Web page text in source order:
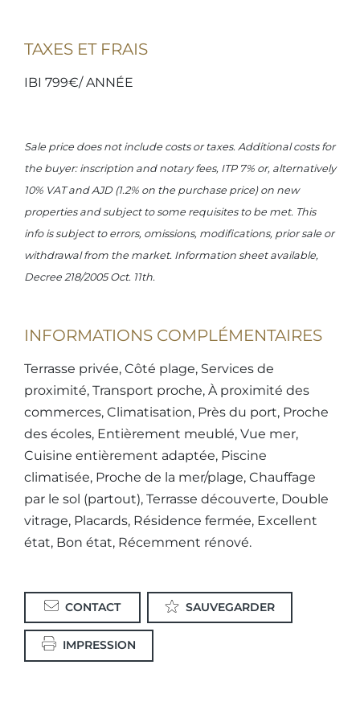
TAXES ET FRAIS
IBI 799€/ ANNÉE
Sale price does not include costs or taxes. Additional costs for
the buyer: inscription and notary fees, ITP 7% or, alternatively
10% VAT and AJD (1.2% on the purchase price) on new
properties and subject to some requisites to be met. This
info is subject to errors, omissions, modifications, prior sale or
withdrawal from the market. Information sheet available,
Decree 218/2005 Oct. 11th.
INFORMATIONS COMPLÉMENTAIRES
Terrasse privée, Côté plage, Services de
proximité, Transport proche, À proximité des
commerces, Climatisation, Près du port, Proche
des écoles, Entièrement meublé, Vue mer,
Cuisine entièrement adaptée, Piscine
climatisée, Proche de la mer/plage, Chauffage
par le sol (partout), Terrasse découverte, Double
vitrage, Placards, Résidence fermée, Excellent
état, Bon état, Récemment rénové.
CONTACT SAUVEGARDER
IMPRESSION